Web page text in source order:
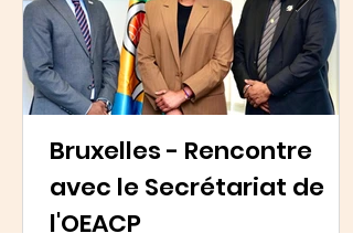
Bruxelles - Rencontre
avec le Secrétariat de
l'OEACP